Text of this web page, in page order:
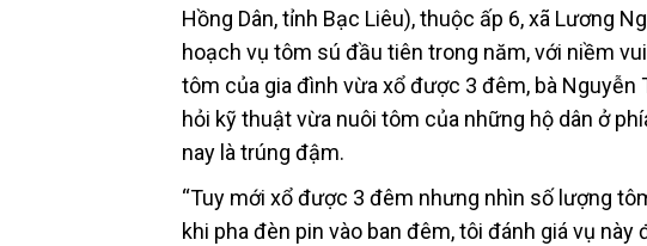
Hồng Dân, tỉnh Bạc Liêu), thuộc ấp 6, xã Lương
hoạch vụ tôm sú đầu tiên trong năm, với niềm
tôm của gia đình vừa xổ được 3 đêm, bà
hỏi kỹ thuật vừa nuôi tôm của những hộ dân ở
nay là trúng đậm.
“Tuy mới xổ được 3 đêm nhưng nhìn số lượng
khi pha đèn pin vào ban đêm, tôi đánh giá vụ